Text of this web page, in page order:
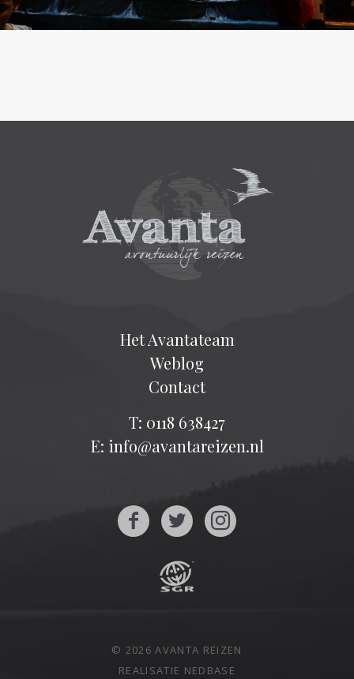
Het Avantateam
Weblog
Contact
T: 0118 638427
E: info@avantareizen.nl
© 2026 AVANTA REIZEN
REALISATIE NEDBASE